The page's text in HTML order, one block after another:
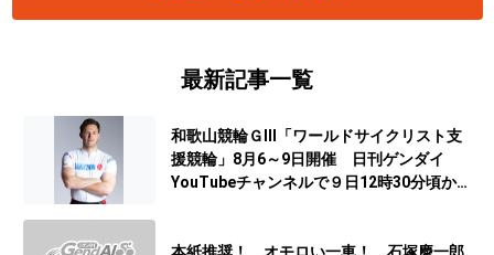
最新記事一覧
和歌山競輪ＧⅢ「ワールドサイクリスト支
援競輪」8月6～9日開催 日刊ゲンダイ
YouTubeチャンネルで９日12時30分頃から
本紙推奨！ オモロい一車！ 石塚慶一郎